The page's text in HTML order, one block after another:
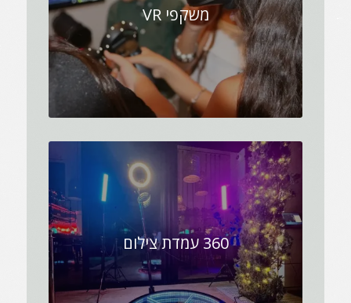
משקפי VR
360 עמדת צילום